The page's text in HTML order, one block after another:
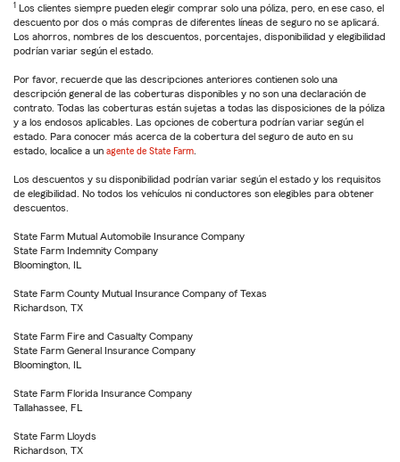
1 Los clientes siempre pueden elegir comprar solo una póliza, pero, en ese caso, el
descuento por dos o más compras de diferentes líneas de seguro no se aplicará.
Los ahorros, nombres de los descuentos, porcentajes, disponibilidad y elegibilidad
podrían variar según el estado.
Por favor, recuerde que las descripciones anteriores contienen solo una
descripción general de las coberturas disponibles y no son una declaración de
contrato. Todas las coberturas están sujetas a todas las disposiciones de la póliza
y a los endosos aplicables. Las opciones de cobertura podrían variar según el
estado. Para conocer más acerca de la cobertura del seguro de auto en su
estado, localice a un agente de State Farm
Los descuentos y su disponibilidad podrían variar según el estado y los requisitos
de elegibilidad. No todos los vehículos ni conductores son elegibles para obtener
descuentos.
State Farm Mutual Automobile Insurance Company
State Farm Indemnity Company
Bloomington, IL
State Farm County Mutual Insurance Company of Texas
Richardson, TX
State Farm Fire and Casualty Company
State Farm General Insurance Company
Bloomington, IL
State Farm Florida Insurance Company
Tallahassee, FL
State Farm Lloyds
Richardson, TX